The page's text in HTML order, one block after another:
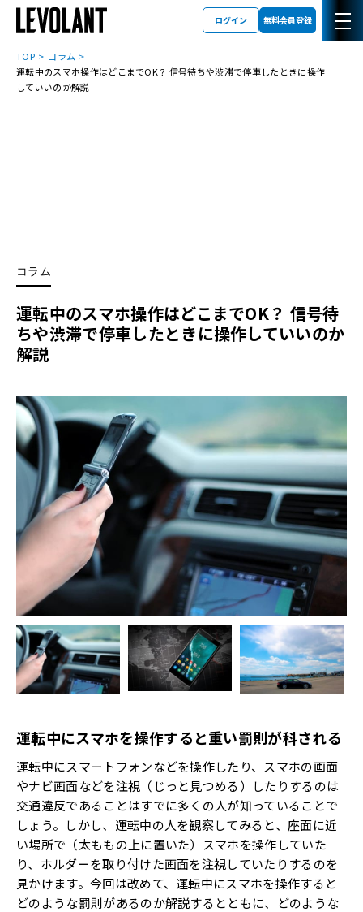
ログイン 無料会員登録
TOP
コラム
運転中のスマホ操作はどこまでOK？ 信号待ちや渋滞で停車したときに操作
していいのか解説
コラム
運転中のスマホ操作はどこまでOK？ 信号待
ちや渋滞で停車したときに操作していいのか
解説
運転中にスマホを操作すると重い罰則が科される
運転中にスマートフォンなどを操作したり、スマホの画面
やナビ画面などを注視（じっと見つめる）したりするのは
交通違反であることはすでに多くの人が知っていることで
しょう。しかし、運転中の人を観察してみると、座面に近
い場所で（太ももの上に置いた）スマホを操作していた
り、ホルダーを取り付けた画面を注視していたりするのを
見かけます。今回は改めて、運転中にスマホを操作すると
どのような罰則があるのか解説するとともに、どのような